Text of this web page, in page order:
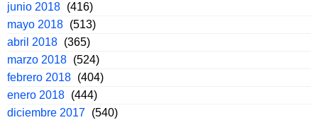
junio 2018 (416)
mayo 2018 (513)
abril 2018 (365)
marzo 2018 (524)
febrero 2018 (404)
enero 2018 (444)
diciembre 2017 (540)